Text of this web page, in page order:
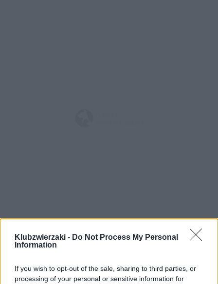
Klubzwierzaki - Do Not Process My Personal
Information
If you wish to opt-out of the sale, sharing to third parties, or
processing of your personal or sensitive information for